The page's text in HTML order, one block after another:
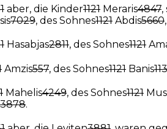
aber, die Kinder1121 Meraris4847,
7029, des Sohnes1121 Abdis5660
Hasabjas2811, des Sohnes1121
Amzis557, des Sohnes1121 Banis
Mahelis4249, des Sohnes1121
3878.